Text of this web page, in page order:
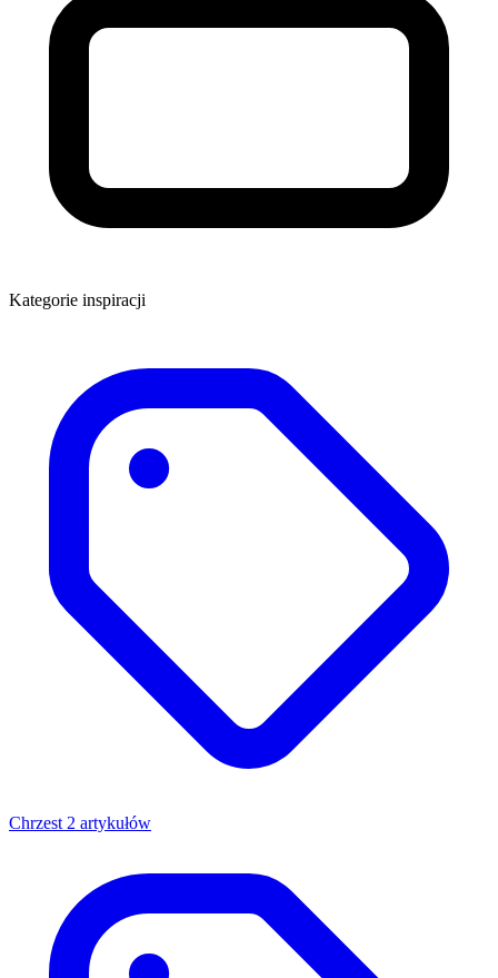
Kategorie inspiracji
Chrzest 2 artykułów